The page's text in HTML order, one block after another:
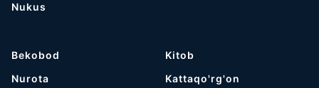
Nukus
Bekobod
Nurota
Kitob
Kattaqo'rg'on